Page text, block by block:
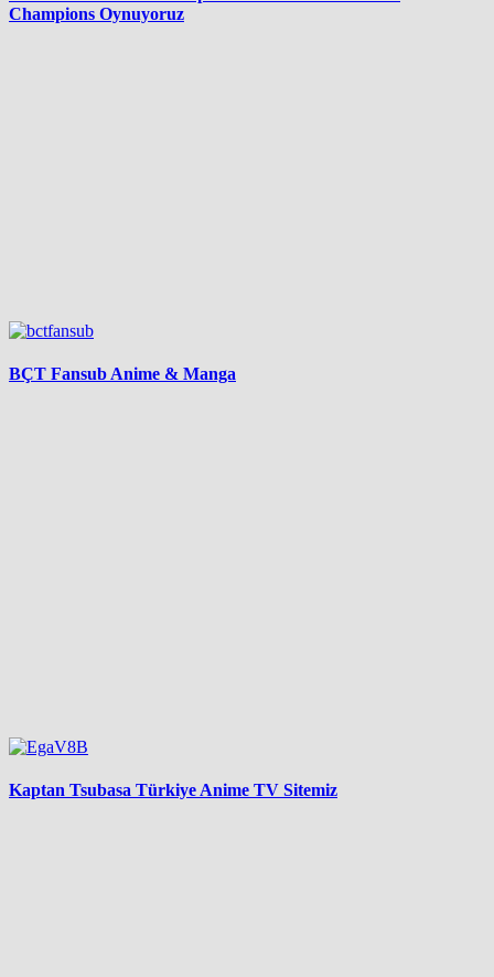
Champions Oynuyoruz
BÇT Fansub Anime & Manga
Kaptan Tsubasa Türkiye Anime TV Sitemiz